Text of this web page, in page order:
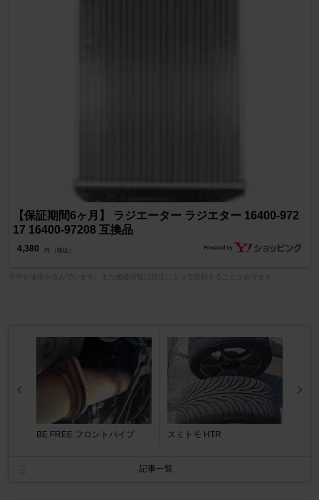
【保証期間6ヶ月】 ラジエーター ラジエター 16400-972
17 16400-97208 互換品
4,380 円 （税込）
BE FREE フロントパイプ スミトモ HTR
記事一覧